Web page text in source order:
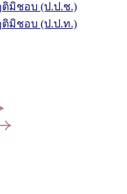
ติมิชอบ (ป.ป.ช.)
ติมิชอบ (ป.ป.ท.)